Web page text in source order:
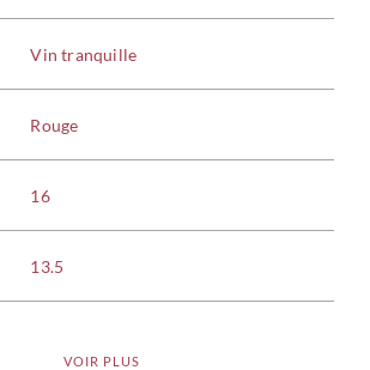
Vin tranquille
Rouge
16
13.5
VOIR PLUS